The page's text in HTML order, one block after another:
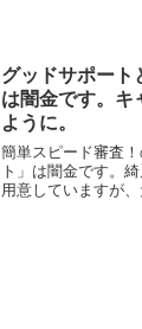
グッドサポート
は闇金です。キ
ように。
簡単スピード審査
ト」は闇金です。
用意していますが、